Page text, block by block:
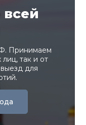
Принимаем
так и от
для